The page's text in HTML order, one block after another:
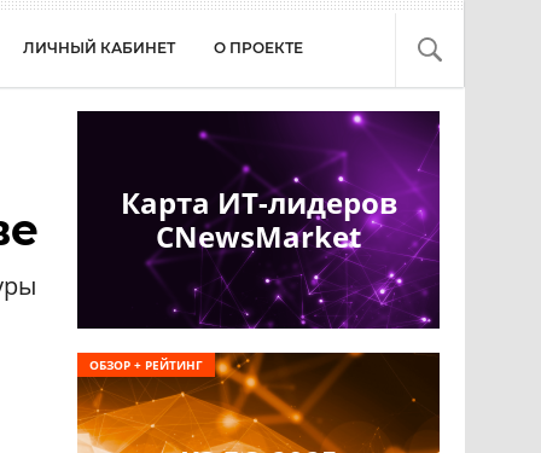
ЛИЧНЫЙ КАБИНЕТ О ПРОЕКТЕ
Карта ИТ-лидеров
CNewsMarket
ОБЗОР + РЕЙТИНГ